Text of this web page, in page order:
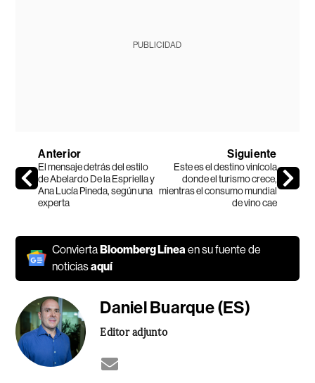
PUBLICIDAD
Anterior
El mensaje detrás del estilo
de Abelardo De la Espriella y
Ana Lucía Pineda, según una
experta
Siguiente
Este es el destino vinícola
donde el turismo crece,
mientras el consumo mundial
de vino cae
ConviertaBloomberg Línea en su fuente de
noticiasaquí
Daniel Buarque (ES)
Editor adjunto